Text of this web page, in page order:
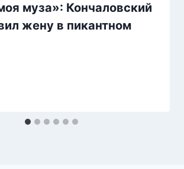
муза»: Кончаловский
жену в пикантном